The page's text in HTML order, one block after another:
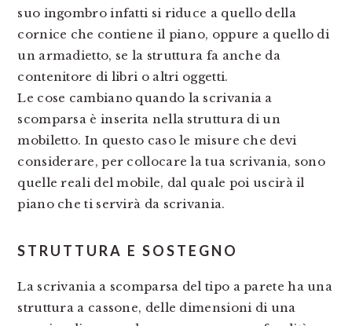
suo ingombro infatti si riduce a quello della
cornice che contiene il piano, oppure a quello di
un armadietto, se la struttura fa anche da
contenitore di libri o altri oggetti.
Le cose cambiano quando la scrivania a
scomparsa è inserita nella struttura di un
mobiletto. In questo caso le misure che devi
considerare, per collocare la tua scrivania, sono
quelle reali del mobile, dal quale poi uscirà il
piano che ti servirà da scrivania.
STRUTTURA E SOSTEGNO
La scrivania a scomparsa del tipo a parete ha una
struttura a cassone, delle dimensioni di una